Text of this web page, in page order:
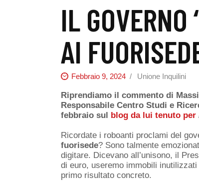
IL GOVERNO
AI
Febbraio 9, 2024 Unione Inquilini
Riprendiamo il commento di
Responsabile Centro Studi e
febbraio sul blog da lui tenuto per
Ricordate i roboanti proclami del
fuorisede? Sono talmente
digitare. Dicevano all’unisono, il
di euro, useremo immobili
primo risultato concreto.